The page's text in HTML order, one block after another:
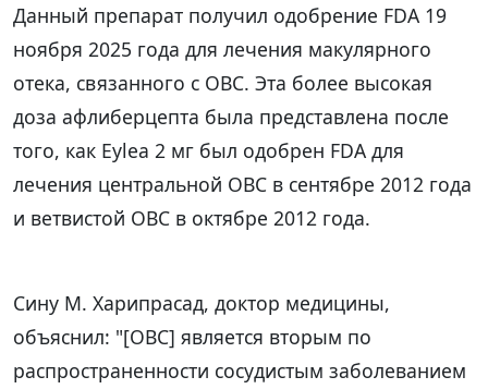
Данный препарат получил одобрение FDA 19
ноября 2025 года для лечения макулярного
отека, связанного с ОВС. Эта более высокая
доза афлиберцепта была представлена после
того, как Eylea 2 мг был одобрен FDA для
лечения центральной ОВС в сентябре 2012 года
и ветвистой ОВС в октябре 2012 года.
Сину М. Харипрасад, доктор медицины,
объяснил: "[ОВС] является вторым по
распространенности сосудистым заболеванием